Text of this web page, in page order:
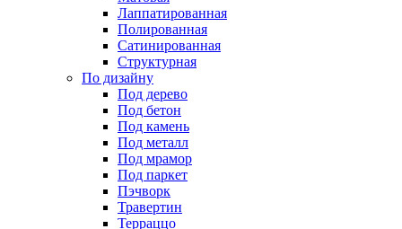
Лаппатированная
Полированная
Сатинированная
Структурная
По дизайну
Под дерево
Под бетон
Под камень
Под металл
Под мрамор
Под паркет
Пэчворк
Травертин
Терраццо